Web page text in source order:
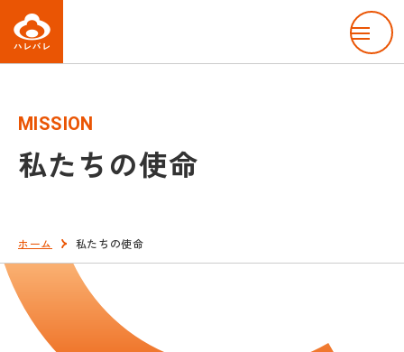
menu
MISSION
私たちの使命
ホーム 私たちの使命